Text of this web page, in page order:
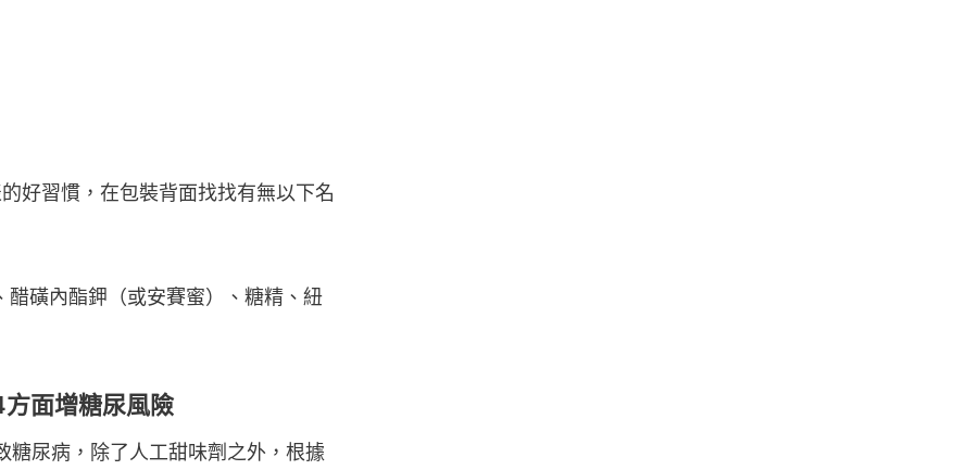
好習慣，在包裝背面找找有無以下名
醋磺內酯鉀（或安賽蜜）、糖精、紐
面增糖尿風險
糖尿病，除了人工甜味劑之外，根據